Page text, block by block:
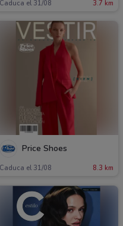
Caduca el 31/08 3.7 km
Price Shoes
Caduca el 31/08 8.3 km